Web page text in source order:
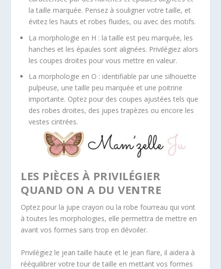
la taille marquée. Pensez à souligner votre taille, et
évitez les hauts et robes fluides, ou avec des motifs.
La morphologie en H : la taille est peu marquée, les
hanches et les épaules sont alignées. Privilégiez alors
les coupes droites pour vous mettre en valeur.
La morphologie en O : identifiable par une silhouette
pulpeuse, une taille peu marquée et une poitrine
importante. Optez pour des coupes ajustées tels que
des robes droites, des jupes trapèzes ou encore les
vestes cintrées.
LES PIÈCES À PRIVILÉGIER
QUAND ON A DU VENTRE
Optez pour la jupe crayon ou la robe fourreau qui vont
à toutes les morphologies, elle permettra de mettre en
avant vos formes sans trop en dévoiler.
Privilégiez le jean taille haute et le jean flare, il aidera à
rééquilibrer votre tour de taille en mettant vos formes